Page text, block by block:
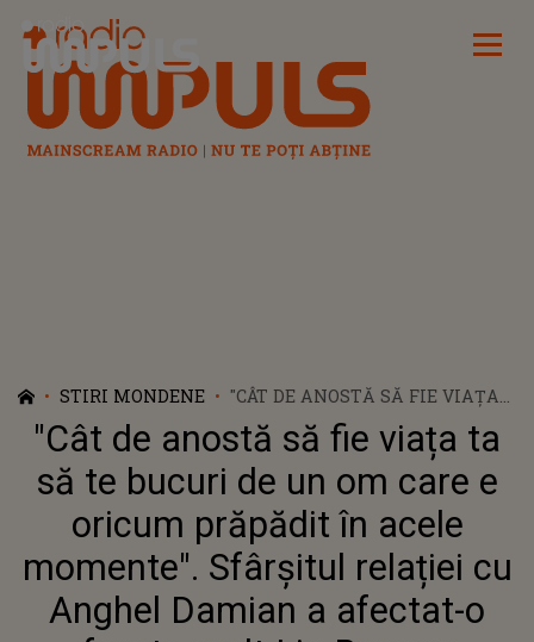
Radio Impuls
STIRI MONDENE
"CÂT DE ANOSTĂ SĂ FIE VIAȚA
TA SĂ TE BUCURI DE UN OM
CARE E ORICUM PRĂPĂDIT ÎN
ACELE MOMENTE". SFÂRȘITUL
RELAȚIEI CU ANGHEL DAMIAN
A AFECTAT-O FOARTE MULT LIA
BUGNAR
"Cât de anostă să fie viața ta
să te bucuri de un om care e
oricum prăpădit în acele
momente". Sfârșitul relației cu
Anghel Damian a afectat-o